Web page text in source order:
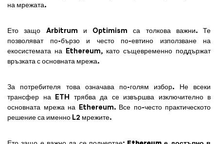
на мрежата.
Ето защо Arbitrum и Optimism са толкова важни. Те
позволяват по-бързо и често по-евтино използване на
екосистемата на Ethereum, като същевременно поддържат
връзката с основната мрежа.
За потребителя това означава по-голям избор. Не всеки
трансфер на ETH трябва да се извършва изключително в
основната мрежа на Ethereum. Все по-често практическото
решение са именно L2 мрежите.